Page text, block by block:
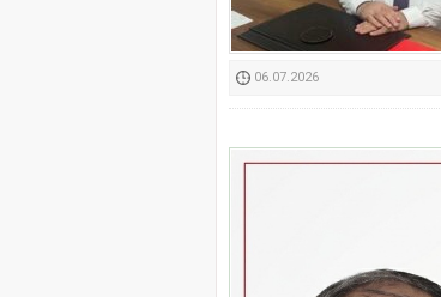
06.07.2026